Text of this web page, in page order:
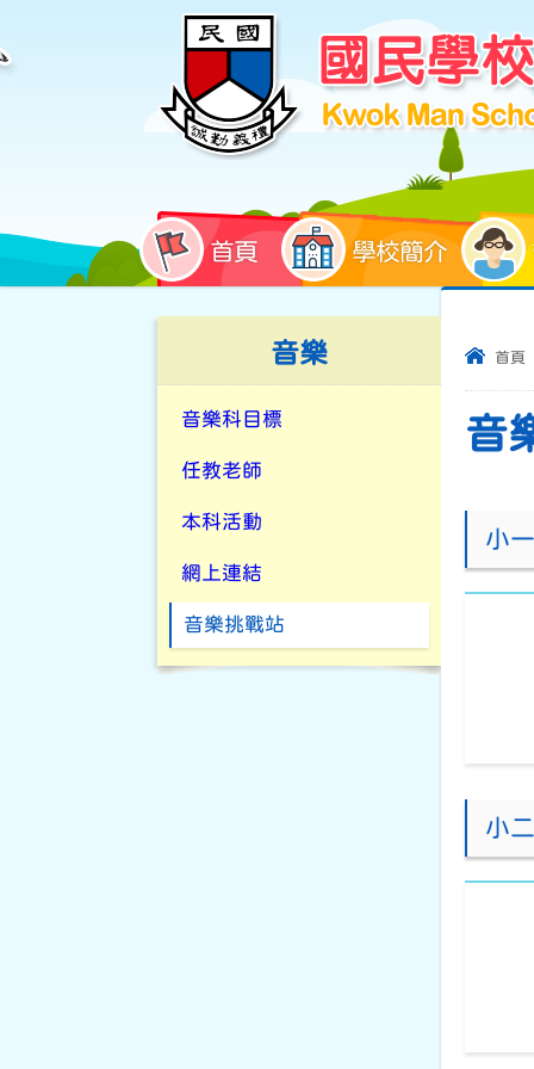
首頁 學校簡介
首頁
音
小一
小二
音樂
音樂科目標
任教老師
本科活動
網上連結
音樂挑戰站